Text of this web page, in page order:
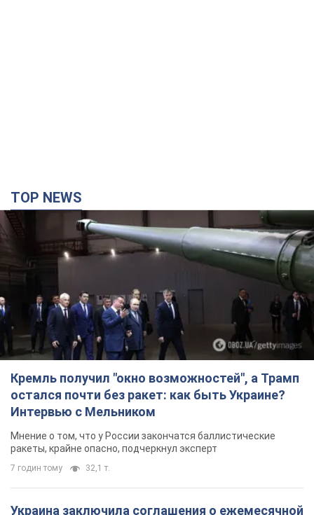
TOP NEWS
Кремль получил "окно возможностей", а Трамп
остался почти без ракет: как быть Украине?
Интервью с Мельником
Мнение о том, что у России закончатся баллистические
ракеты, крайне опасно, подчеркнул эксперт
7 годин тому 32,1 т.
Украина заключила соглашения о ежемесячной